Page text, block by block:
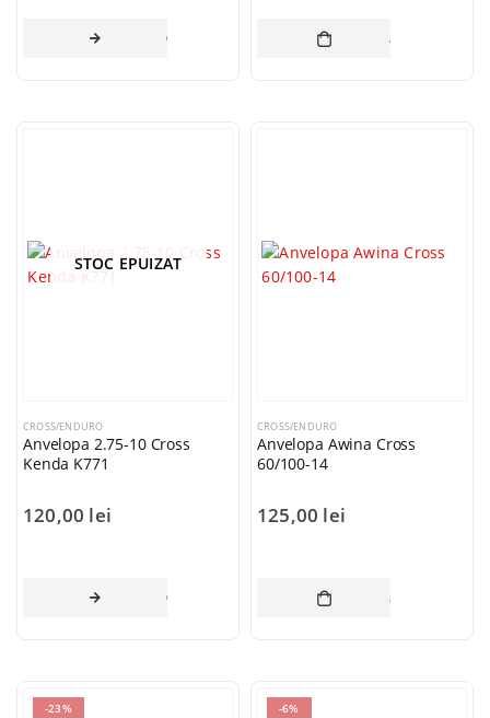
CITEȘTE MAI MULT ADAUGĂ ÎN COȘ
STOC EPUIZAT
CROSS/ENDURO
Anvelopa 2.75-10 Cross
Kenda K771
120,00 lei
CITEȘTE MAI MULT
CROSS/ENDURO
Anvelopa Awina Cross
60/100-14
125,00 lei
ADAUGĂ ÎN COȘ
-23% -6%